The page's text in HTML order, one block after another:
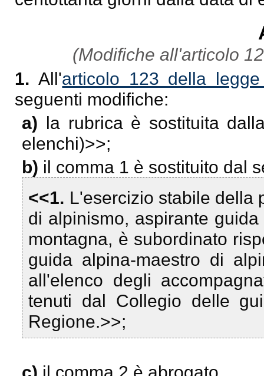
(Modifiche all'articolo
1.All'articolo 123 della
seguenti modifiche:
a) la rubrica è sostituita
elenchi)>>;
b) il comma 1 è sostituito dal
<<1. L'esercizio stabile della
di alpinismo, aspirante
montagna, è subordinato
guida alpina-maestro di
all'elenco degli
tenuti dal Collegio delle
Regione.>>;
c) il comma 2 è abrogato.